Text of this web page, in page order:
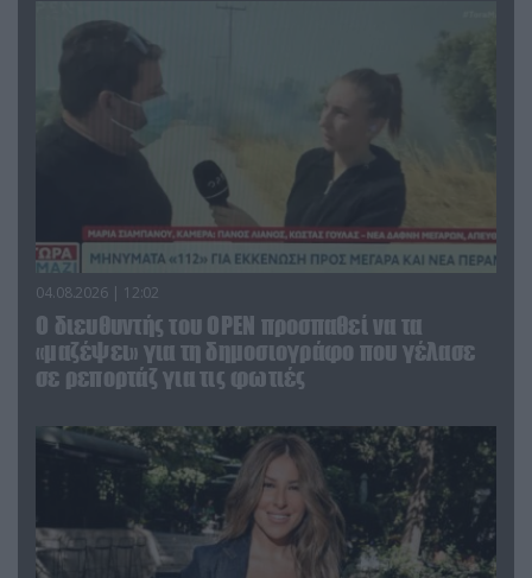
04.08.2026 | 12:02
O διευθυντής του OPEN προσπαθεί να τα
«μαζέψει» για τη δημοσιογράφο που γέλασε
σε ρεπορτάζ για τις φωτιές